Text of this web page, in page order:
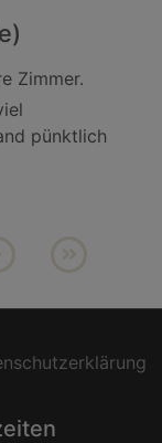
Zimmer.
pünktlich